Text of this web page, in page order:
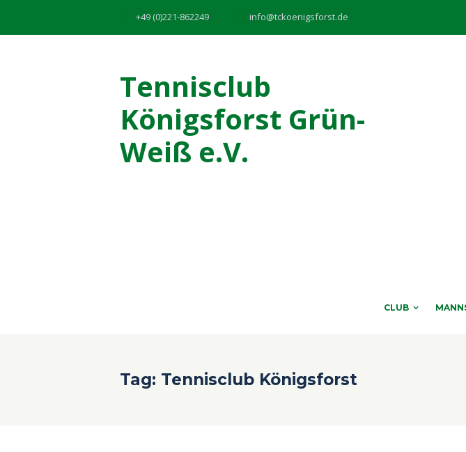
+49 (0)221-862249 info@tckoenigsforst.de
Tennisclub
Königsforst Grün-
Weiß e.V.
CLUB
Tag: Tennisclub Königsforst